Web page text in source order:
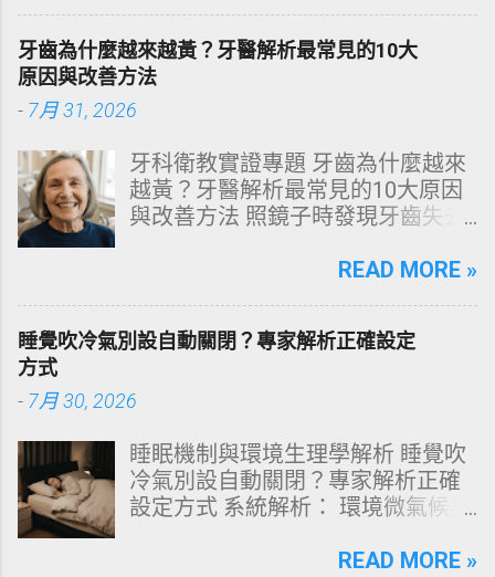
康髮質。 💡 理性思維考題：你是否
天天洗頭，頭皮卻依然半天就出
油、發癢，甚至掉髮嚴重？ 絕大多
數人的頭皮問題，並不是洗髮精買
了」。當你蓮蓬頭剛淋濕頭髮，下
一秒就把濃縮洗髮精直接抹在頭皮
上時，你已經親手觸發了一連串破
過嚴密的邏輯分析，為你解構正確
快速導覽目錄 一、 盲點剖析：沖濕
立刻塗洗髮精，為何是毀髮災難？
Wash）」的物理學與生物學底層邏
「雙重洗髮黃金公式」 四、 全流程
對比：正確洗頭與錯誤習慣的系統
差異 五、 破除迷思：7 個被誤傳已
測：建構個人化高效護髮工作流
牙齒為什麼越來越黃？牙醫解析最常見的10大
原因與改善方法
- 7月 31, 2026
牙科衛教實證專題 牙齒為什麼越來
越黃？牙醫解析最常見的10大原因
與改善方法 照鏡子時發現牙齒失去
文由專業牙科思維出發，深度剖析
源性染色成因，並提供精準有效的
改善與美白對策。 📋 文章快速導覽
琺瑯質與象牙質 二、 牙齒變黃的10
源性變色的自我檢視 四、 5大專業
牙醫美白療程評估與比較 五、 避坑
指南：破除3大網路美白偏方迷思
理策略 一、 牙齒顏色的生物學本
READ MORE »
睡覺吹冷氣別設自動關閉？專家解析正確設定
方式
- 7月 30, 2026
睡眠機制與環境生理學解析 睡覺吹
冷氣別設自動關閉？專家解析正確
設定方式 系統解析： 環境微氣候與
鐘 深夜三點突然醒來、渾身大汗，
READ MORE »